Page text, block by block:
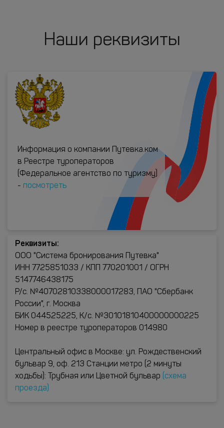
Наши реквизиты
Информация о компании Путевка.ком
в Реестре туроператоров
(Федеральное агентство по туризму)
- посмотреть
Реквизиты:
ООО "Система бронирования Путевка"
ИНН 7725851033 / КПП 770201001 / ОГРН
5147746438175
Р/с. №40702810338000017283, ПАО "Сбербанк
России", г. Москва
БИК 044525225, К/с. №30101810400000000225
Номер в реестре туроператоров 014980
Центральный офис в Москве: ул. Рождественский
бульвар 9, оф. 213 Станции метро (2 минуты
ходьбы): Трубная или Цветной бульвар
(схема
проезда)